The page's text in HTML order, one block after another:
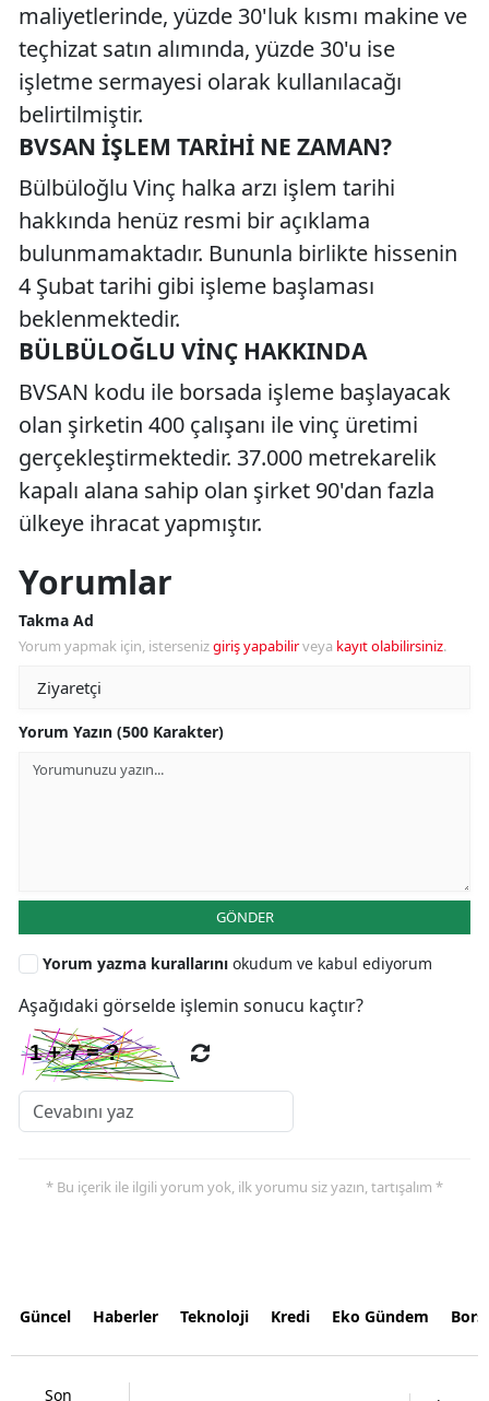
maliyetlerinde, yüzde 30'luk kısmı makine ve
teçhizat satın alımında, yüzde 30'u ise
işletme sermayesi olarak kullanılacağı
belirtilmiştir.
BVSAN İŞLEM TARIHI NE ZAMAN?
Bülbüloğlu Vinç halka arzı işlem tarihi
hakkında henüz resmi bir açıklama
bulunmamaktadır. Bununla birlikte hissenin
4 Şubat tarihi gibi işleme başlaması
beklenmektedir.
BÜLBÜLOĞLU VINÇ HAKKINDA
BVSAN kodu ile borsada işleme başlayacak
olan şirketin 400 çalışanı ile vinç üretimi
gerçekleştirmektedir. 37.000 metrekarelik
kapalı alana sahip olan şirket 90'dan fazla
ülkeye ihracat yapmıştır.
Yorumlar
Takma Ad
Yorum yapmak için, istersenizgiriş yapabilirveya kayıt olabilirsiniz.
Yorum Yazın (500 Karakter)
GÖNDER
Yorum yazma kurallarını okudum ve kabul ediyorum
Aşağıdaki görselde işlemin sonucu kaçtır?
* Bu içerik ile ilgili yorum yok, ilk yorumu siz yazın, tartışalım *
Güncel Haberler Teknoloji Kredi Eko Gündem
Son